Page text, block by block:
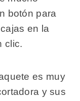
botón para
en la
clic.
es muy
y sus